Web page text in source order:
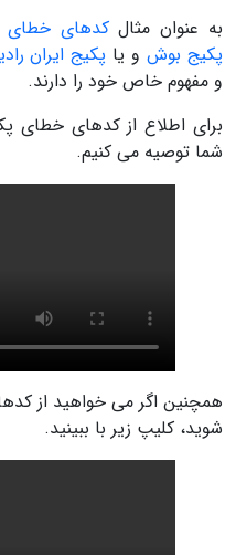
به عنوان مثالکدهای خطای
پکیج بوشو یا پکیج ایران
و مفهوم خاص خود را دارند.
برای اطلاع از کدهای خطای
شما توصیه می کنیم.
همچنین اگر می خواهید از
شوید، کلیپ زیر با ببینید.